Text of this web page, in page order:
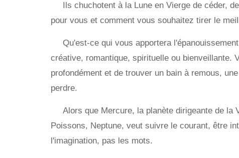
Ils chuchotent à la Lune en Vierge de céder,
pour vous et comment vous souhaitez tirer le
Qu'est-ce qui vous apportera
créative, romantique, spirituelle ou bienveillante.
profondément et de trouver un bain à remous,
perdre.
Alors que Mercure, la planète dirigeante de la
Poissons, Neptune, veut suivre le courant, être
l'imagination, pas les mots.